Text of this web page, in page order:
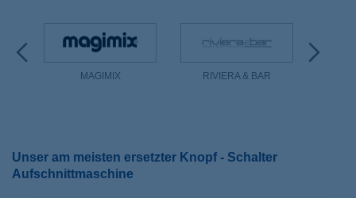
MAGIMIX RIVIERA & BAR
Unser am meisten ersetzter Knopf - Schalter
Aufschnittmaschine